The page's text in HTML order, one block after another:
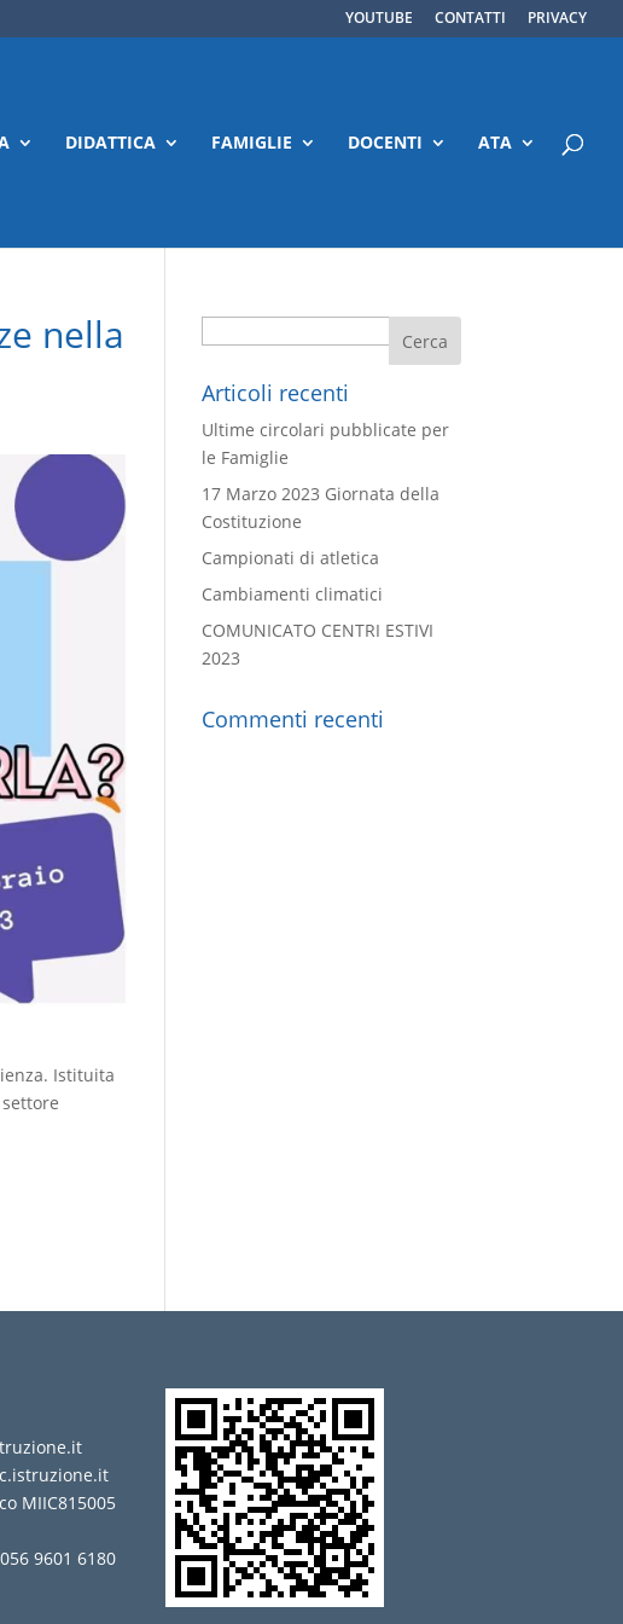
YOUTUBE CONTATTI PRIVACY
DIDATTICA FAMIGLIE DOCENTI ATA
nella
Istituita
Articoli recenti
Ultime circolari pubblicate per
le Famiglie
17 Marzo 2023 Giornata della
Costituzione
Campionati di atletica
Cambiamenti climatici
COMUNICATO CENTRI ESTIVI
2023
Commenti recenti
MIIC815005
9601 6180